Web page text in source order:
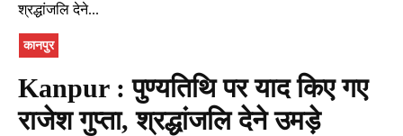
श्रद्धांजलि देने...
कानपुर
Kanpur : पुण्यतिथि पर याद किए गए
राजेश गुप्ता, श्रद्धांजलि देने उमड़े